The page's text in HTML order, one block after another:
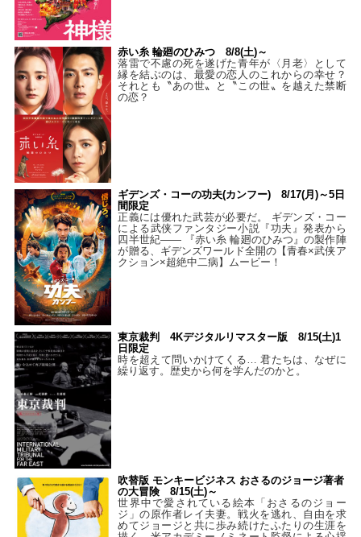
赤い糸 輪廻のひみつ 8/8(土)～
落雷で不慮の死を遂げた青年が〈月老〉として
縁を結ぶのは、最愛の恋人のこれからの幸せ？
それとも〝あの世〟と〝この世〟を越えた禁断
の恋？
ギデンズ・コーの功夫(カンフー) 8/17(月)～5日
間限定
正義には優れた武芸が必要だ。 ギデンズ・コー
による武侠ファンタジー小説『功夫』発表から
四半世紀―― 『赤い糸 輪廻のひみつ』の製作陣
が贈る、ギデンズワールド全開の【青春×武侠ア
クション×超絶中二病】ムービー！
東京裁判 4Kデジタルリマスター版 8/15(土)1
日限定
時を超えて問いかけてくる… 君たちは、なぜに
繰り返す。歴史から何を学んだのかと。
吹替版 モンキービジネス おさるのジョージ著者
の大冒険 8/15(土)～
世界中で愛されている絵本「おさるのジョー
ジ」の原作者レイ夫妻。戦火を逃れ、自由を求
めてジョージと共に歩み続けたふたりの生涯を